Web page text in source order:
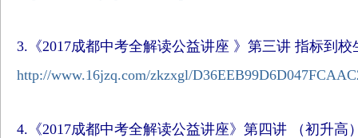
3.《2017成都中考全解读公益讲座 》第三讲 指标到校
http://www.16jzq.com/zkzxgl/
4.《2017成都中考全解读公益讲座》第四讲 （初升高